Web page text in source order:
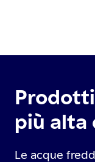
più alta
Le acque